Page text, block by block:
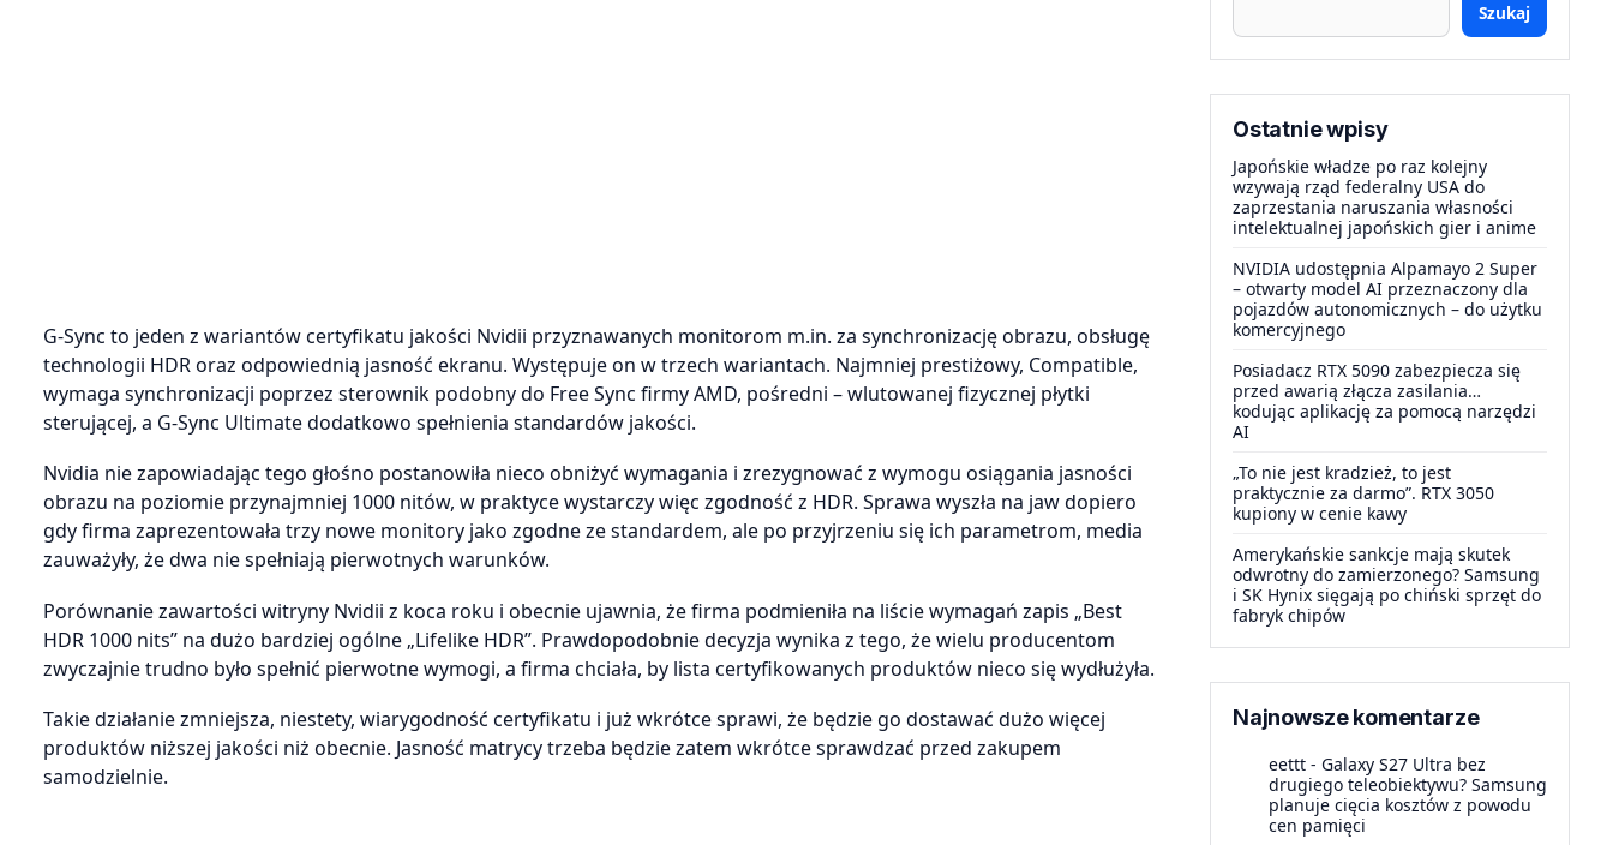
G-Sync to jeden z wariantów certyfikatu jakości Nvidii przyznawanych monitorom m.in. za synchronizację obrazu, obsługę
technologii HDR oraz odpowiednią jasność ekranu. Występuje on w trzech wariantach. Najmniej prestiżowy, Compatible,
wymaga synchronizacji poprzez sterownik podobny do Free Sync firmy AMD, pośredni – wlutowanej fizycznej płytki
sterującej, a G-Sync Ultimate dodatkowo spełnienia standardów jakości.
Nvidia nie zapowiadając tego głośno postanowiła nieco obniżyć wymagania i zrezygnować z wymogu osiągania jasności
obrazu na poziomie przynajmniej 1000 nitów, w praktyce wystarczy więc zgodność z HDR. Sprawa wyszła na jaw dopiero
gdy firma zaprezentowała trzy nowe monitory jako zgodne ze standardem, ale po przyjrzeniu się ich parametrom, media
zauważyły, że dwa nie spełniają pierwotnych warunków.
Porównanie zawartości witryny Nvidii z koca roku i obecnie ujawnia, że firma podmieniła na liście wymagań zapis „Best
HDR 1000 nits” na dużo bardziej ogólne „Lifelike HDR”. Prawdopodobnie decyzja wynika z tego, że wielu producentom
zwyczajnie trudno było spełnić pierwotne wymogi, a firma chciała, by lista certyfikowanych produktów nieco się wydłużyła.
Takie działanie zmniejsza, niestety, wiarygodność certyfikatu i już wkrótce sprawi, że będzie go dostawać dużo więcej
produktów niższej jakości niż obecnie. Jasność matrycy trzeba będzie zatem wkrótce sprawdzać przed zakupem
samodzielnie.
Szukaj
Ostatnie wpisy
Japońskie władze po raz kolejny
wzywają rząd federalny USA do
zaprzestania naruszania własności
intelektualnej japońskich gier i anime
NVIDIA udostępnia Alpamayo 2 Super
– otwarty model AI przeznaczony dla
pojazdów autonomicznych – do użytku
komercyjnego
Posiadacz RTX 5090 zabezpiecza się
przed awarią złącza zasilania…
kodując aplikację za pomocą narzędzi
AI
„To nie jest kradzież, to jest
praktycznie za darmo”. RTX 3050
kupiony w cenie kawy
Amerykańskie sankcje mają skutek
odwrotny do zamierzonego? Samsung
i SK Hynix sięgają po chiński sprzęt do
fabryk chipów
Najnowsze komentarze
eettt - Galaxy S27 Ultra bez
drugiego teleobiektywu? Samsung
planuje cięcia kosztów z powodu
cen pamięci